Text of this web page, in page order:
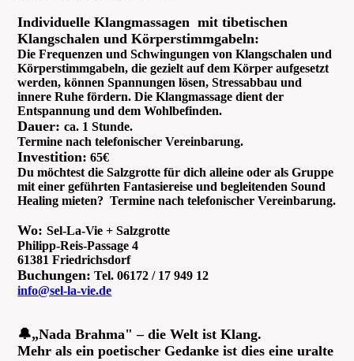
Individuelle Klangmassagen mit tibetischen
Klangschalen und Körperstimmgabeln:
Die Frequenzen und Schwingungen von Klangschalen und
Körperstimmgabeln, die gezielt auf dem Körper aufgesetzt
werden, können Spannungen lösen, Stressabbau und
innere Ruhe fördern. Die Klangmassage dient der
Entspannung und dem Wohlbefinden.
Dauer:ca. 1 Stunde.
Termine nach telefonischer Vereinbarung.
Investition: 65€
Du möchtest die Salzgrotte für dich alleine oder als Gruppe
mit einer geführten Fantasiereise und begleitenden Sound
Healing mieten? Termine nach telefonischer Vereinbarung.
Wo: Sel-La-Vie + Salzgrotte
Philipp-Reis-Passage 4
61381 Friedrichsdorf
Buchungen: Tel. 06172 / 17 949 12
info@sel-la-vie.de
🔔„Nada Brahma" – die Welt ist Klang.
Mehr als ein poetischer Gedanke ist dies eine uralte